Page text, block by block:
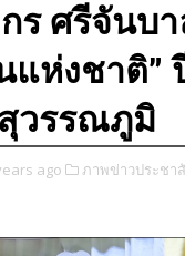
ร ศรีจันบ
แห่งชาติ”
วรรณภูมิ
ago ภาพข่าวประชา